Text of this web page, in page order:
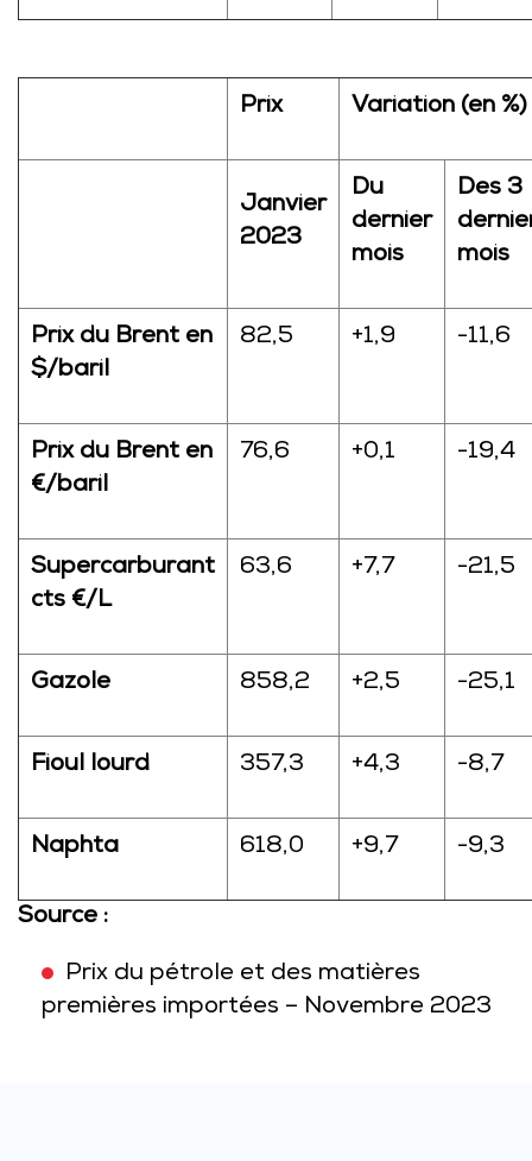
Prix Variation (en %)
Janvier
2023
Du
dernier
mois
Des 3
mois
Prix du Brent en
$/baril
82,5 +1,9 -11,6
Prix du Brent en
€/baril
76,6 +0,1 -19,4
Supercarburant
cts €/L
63,6 +7,7 -21,5
Gazole 858,2 +2,5 -25,1
Fioul lourd 357,3 +4,3 -8,7
Naphta 618,0 +9,7 -9,3
Source :
Prix du pétrole et des matières
premières importées – Novembre 2023